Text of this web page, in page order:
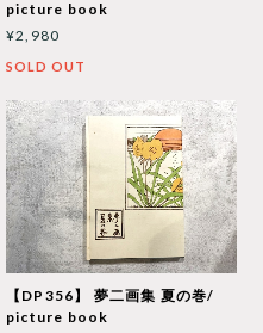
picture book
¥2,980
SOLD OUT
【DP356】 夢二画集 夏の巻/
picture book